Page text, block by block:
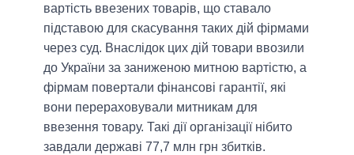
вартість ввезених товарів, що ставало
підставою для скасування таких дій фірмами
через суд. Внаслідок цих дій товари ввозили
до України за заниженою митною вартістю, а
фірмам повертали фінансові гарантії, які
вони перераховували митникам для
ввезення товару. Такі дії організації нібито
завдали державі 77,7 млн грн збитків.